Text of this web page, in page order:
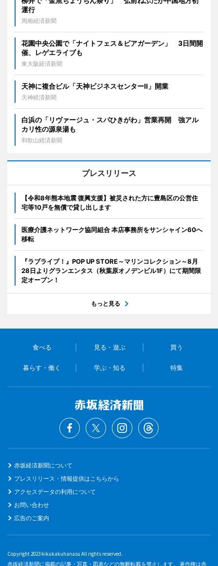
運行
周南経済新聞
花園中央公園で「ナイトフェス＆ビアガーデン」 3日間開
催、レゲエライブも
東大阪経済新聞
天神に複合ビル「天神ビジネスセンターII」開業
天神経済新聞
白浜の「リヴァージュ・スパひきがわ」営業再開 強アル
カリ性の源泉湯も
和歌山経済新聞
プレスリリース
【令和8年熊本地震 復興支援】被災された方に豊島区の公営住
宅等10戸を無償で貸し出します
医療介護ネットワーク協同組合 本店事務所をサンシャイン60へ
移転
『ラブライブ！』POP UP STORE～マリンコレクション～8月
28日よりグランエンタス（秋葉原オノデンビル1F）にて期間限
定オープン！
もっと見る
食べる 見る・遊ぶ 買う
暮らす・働く 学ぶ・知る 特集
赤坂経済新聞について
プレスリリース・情報提供はこちらから
アクセスデータの利用について
お問い合わせ
広告のご案内
Copyright 2023 kikukakuhanasu All rights reserved.
赤坂経済新聞に掲載の記事・写真・図表などの無断転載を禁止します。 著作権は赤